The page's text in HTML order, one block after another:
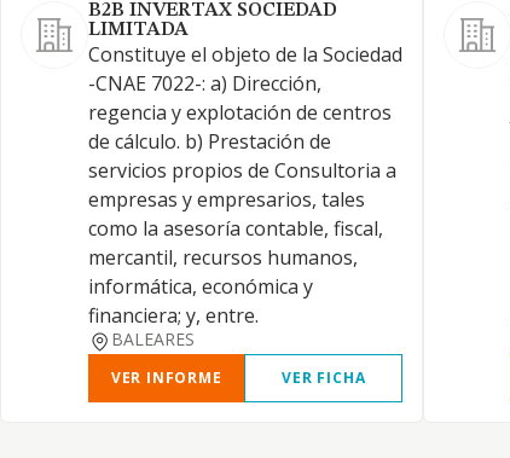
B2B INVERTAX SOCIEDAD
LIMITADA
Constituye el objeto de la Sociedad
-CNAE 7022-: a) Dirección,
regencia y explotación de centros
de cálculo. b) Prestación de
servicios propios de Consultoria a
empresas y empresarios, tales
como la asesoría contable, fiscal,
mercantil, recursos humanos,
informática, económica y
financiera; y, entre.
BALEARES
VER INFORME VER FICHA